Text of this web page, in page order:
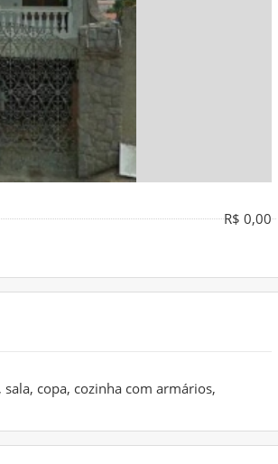
R$ 0,00
copa, cozinha com armários,